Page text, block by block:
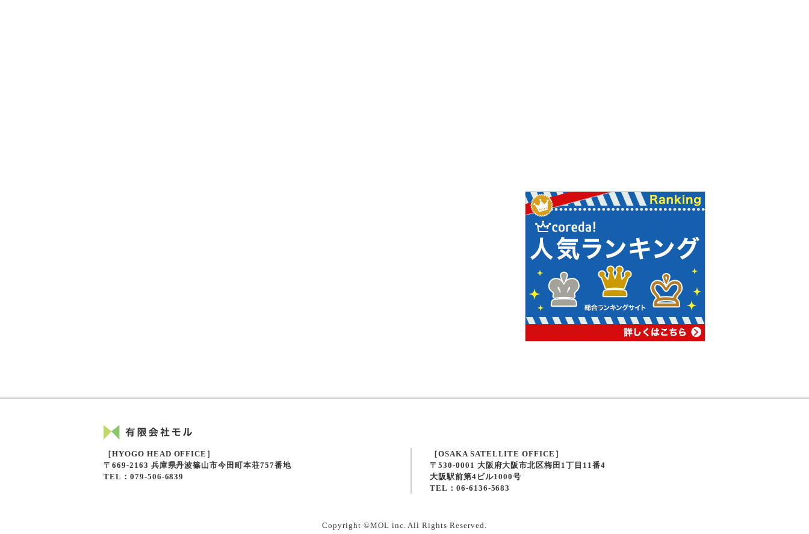
［HYOGO HEAD OFFICE］
〒669-2163 兵庫県丹波篠山市今田町本荘757番地
TEL：079-506-6839
［OSAKA SATELLITE OFFICE］
〒530-0001 大阪府大阪市北区梅田1丁目11番4
大阪駅前第4ビル1000号
TEL：06-6136-5683
Copyright ©MOL inc. All Rights Reserved.